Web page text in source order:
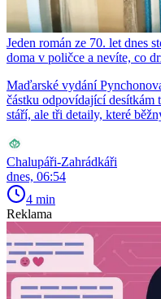
Jeden román ze 70. let dnes
doma v poličce a nevíte, co
Maďarské vydání
částku odpovídající desítkám
stáří, ale tři detaily, které
Chalupáři-Zahrádkáři
dnes, 06:54
4 min
Reklama